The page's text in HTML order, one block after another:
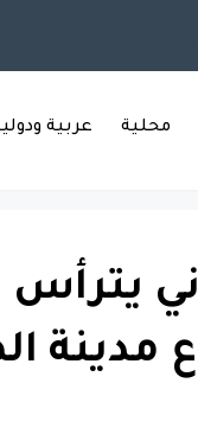
محلية عربية
يترأس
مدينة